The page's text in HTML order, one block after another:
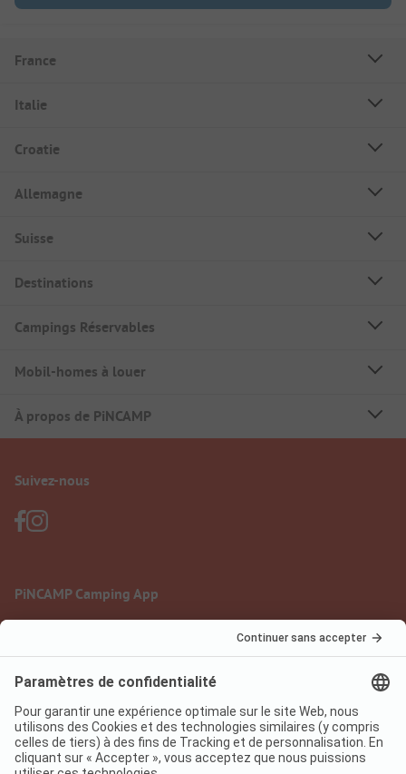
France
Italie
Croatie
Allemagne
Suisse
Destinations
Campings Réservables
Mobil-homes à louer
À propos de PiNCAMP
Suivez-nous
PiNCAMP Camping App
Mentions légales
Protection des données
Conditions d'utilisation